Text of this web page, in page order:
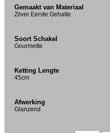
Gemaakt van Materiaal
Zilver Eerste Gehalte
Soort Schakel
Gourmette
Ketting Lengte
45cm
Afwerking
Glanzend